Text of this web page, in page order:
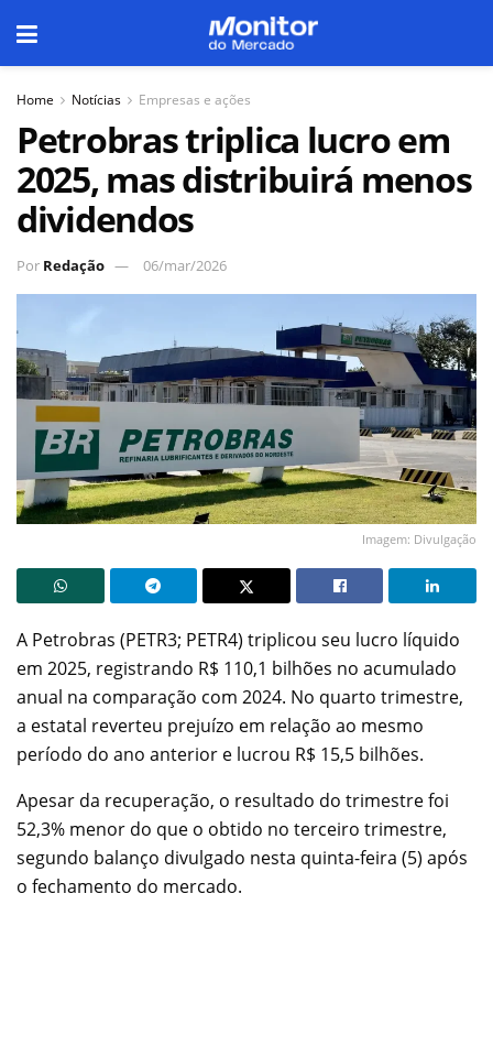
Home Notícias Empresas e ações
Petrobras triplica lucro em
2025, mas distribuirá menos
dividendos
Por Redação 06/mar/2026
Imagem: Divulgação
A Petrobras (PETR3; PETR4) triplicou seu lucro líquido
em 2025, registrando R$ 110,1 bilhões no acumulado
anual na comparação com 2024. No quarto trimestre,
a estatal reverteu prejuízo em relação ao mesmo
período do ano anterior e lucrou R$ 15,5 bilhões.
Apesar da recuperação, o resultado do trimestre foi
52,3% menor do que o obtido no terceiro trimestre,
segundo balanço divulgado nesta quinta-feira (5) após
o fechamento do mercado.